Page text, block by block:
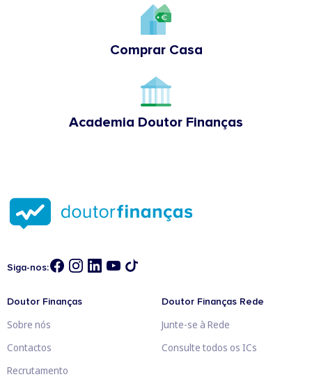
Comprar Casa
Academia Doutor Finanças
Siga-nos:
Doutor Finanças
Sobre nós
Contactos
Recrutamento
Doutor Finanças Rede
Junte-se à Rede
Consulte todos os ICs